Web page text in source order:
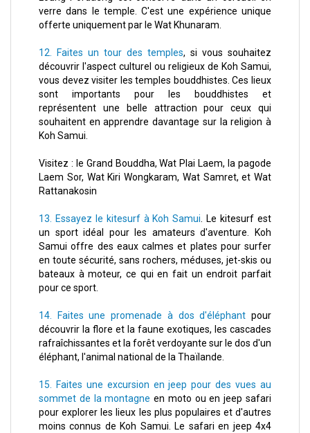
verre dans le temple. C'est une expérience unique
offerte uniquement par le Wat Khunaram.
12. Faites un tour des temples, si vous souhaitez
découvrir l'aspect culturel ou religieux de Koh Samui,
vous devez visiter les temples bouddhistes. Ces lieux
sont importants pour les bouddhistes et
représentent une belle attraction pour ceux qui
souhaitent en apprendre davantage sur la religion à
Koh Samui.
Visitez : le Grand Bouddha, Wat Plai Laem, la pagode
Laem Sor, Wat Kiri Wongkaram, Wat Samret, et Wat
Rattanakosin
13. Essayez le kitesurf à Koh Samui . Le kitesurf est
un sport idéal pour les amateurs d'aventure. Koh
Samui offre des eaux calmes et plates pour surfer
en toute sécurité, sans rochers, méduses, jet-skis ou
bateaux à moteur, ce qui en fait un endroit parfait
pour ce sport.
14. Faites une promenade à dos d'éléphant pour
découvrir la flore et la faune exotiques, les cascades
rafraîchissantes et la forêt verdoyante sur le dos d'un
éléphant, l'animal national de la Thaïlande.
15. Faites une excursion en jeep pour des vues au
sommet de la montagne en moto ou en jeep safari
pour explorer les lieux les plus populaires et d'autres
moins connus de Koh Samui. Le safari en jeep 4x4